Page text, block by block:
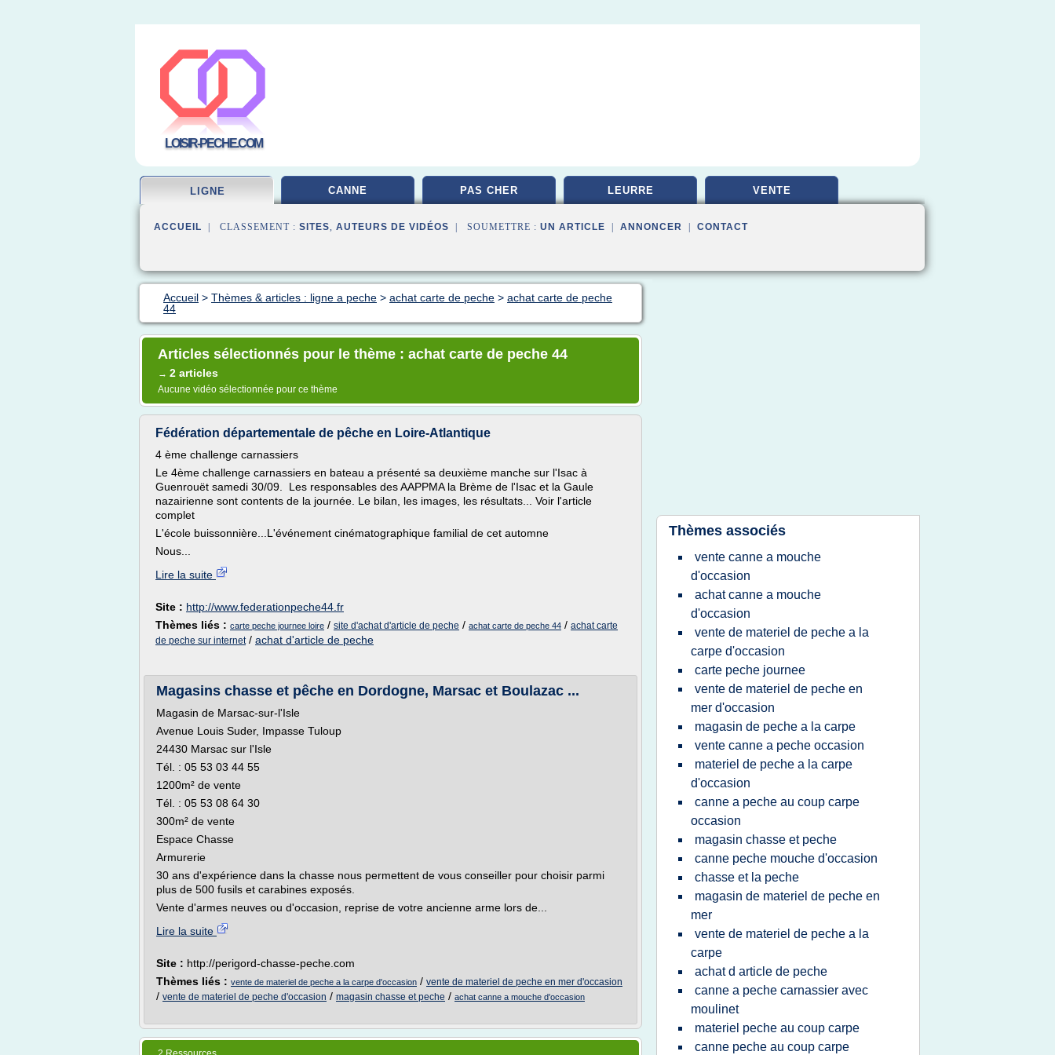
LOISIR-PECHE.COM
LIGNE CANNE PAS CHER LEURRE VENTE
ACCUEIL | CLASSEMENT : SITES, AUTEURS DE VIDÉOS | SOUMETTRE : UN ARTICLE ANNONCER CONTACT
Accueil > Thèmes & articles : ligne a peche > achat carte de peche > achat carte de peche
44
Articles sélectionnés pour le thème : achat carte de peche 44
→ 2 articles
Aucune vidéo sélectionnée pour ce thème
Fédération départementale de pêche en Loire-Atlantique
4 ème challenge carnassiers
Le 4ème challenge carnassiers en bateau a présenté sa deuxième manche sur l'Isac à
Guenrouët samedi 30/09. Les responsables des AAPPMA la Brème de l'Isac et la Gaule
nazairienne sont contents de la journée. Le bilan, les images, les résultats... Voir l'article
complet
L'école buissonnière...L'événement cinématographique familial de cet automne
Nous...
Lire la suite
Site : http://www.federationpeche44.fr
Thèmes liés : carte peche journee loire / site d'achat d'article de peche / achat carte de peche 44 / achat carte
de peche sur internet/ achat d'article de peche
Magasins chasse et pêche en Dordogne, Marsac et Boulazac ...
Magasin de Marsac-sur-l'Isle
Avenue Louis Suder, Impasse Tuloup
24430 Marsac sur l'Isle
Tél. : 05 53 03 44 55
1200m² de vente
Tél. : 05 53 08 64 30
300m² de vente
Espace Chasse
Armurerie
30 ans d'expérience dans la chasse nous permettent de vous conseiller pour choisir parmi
plus de 500 fusils et carabines exposés.
Vente d'armes neuves ou d'occasion, reprise de votre ancienne arme lors de...
Lire la suite
Site : http://perigord-chasse-peche.com
Thèmes liés : vente de materiel de peche a la carpe d'occasion / vente de materiel de peche en mer d'occasion
/ vente de materiel de peche d'occasion / magasin chasse et peche / achat canne a mouche d'occasion
Thèmes associés
vente canne a mouche
d'occasion
achat canne a mouche
d'occasion
vente de materiel de peche a la
carpe d'occasion
carte peche journee
vente de materiel de peche en
mer d'occasion
magasin de peche a la carpe
vente canne a peche occasion
materiel de peche a la carpe
d'occasion
canne a peche au coup carpe
occasion
magasin chasse et peche
canne peche mouche d'occasion
chasse et la peche
magasin de materiel de peche en
mer
vente de materiel de peche a la
carpe
achat d article de peche
canne a peche carnassier avec
moulinet
materiel peche au coup carpe
canne peche au coup carpe